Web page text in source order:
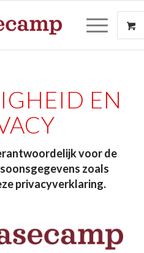
EN
voor de
zoals
privacyverklaring.